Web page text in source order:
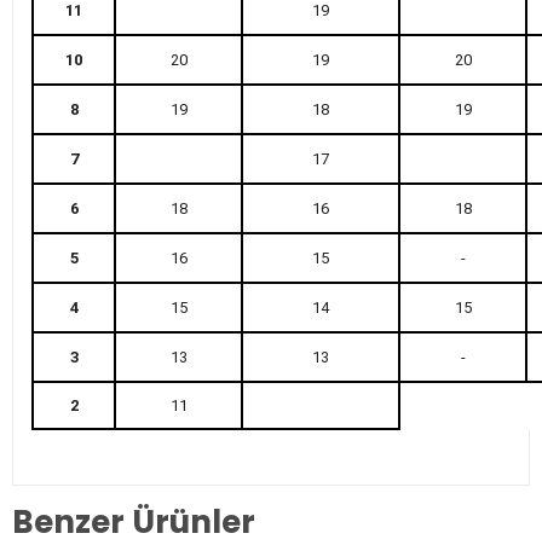
11 19
10 20 19 20
8 19 18 19
7 17
6 18 16 18
5 16 15 -
4 15 14 15
3 13 13 -
2 11
Benzer Ürünler